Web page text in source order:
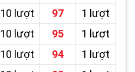
10 lượt 97
1 lượt
10 lượt 95
1 lượt
10 lượt 94
1 lượt